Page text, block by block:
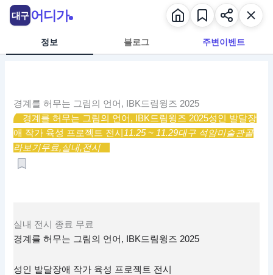
정보 블로그 주변이벤트
경계를 허무는 그림의 언어, IBK드림윙즈 2025
경계를 허무는 그림의 언어, IBK드림윙즈 2025성인 발달장
애 작가 육성 프로젝트 전시 11.25 ~ 11.29대구 석암미술관골
라보기무료,실내,전시
실내 전시 종료 무료
경계를 허무는 그림의 언어, IBK드림윙즈 2025
성인 발달장애 작가 육성 프로젝트 전시
대구 어디가